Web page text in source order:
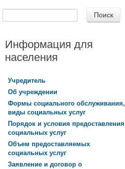
Информация для
населения
Учредитель
Об учреждении
Формы социального обслуживания,
виды социальных услуг
Порядок и условия предоставления
социальных услуг
Объем предоставляемых
социальных услуг
Заявление и договор о